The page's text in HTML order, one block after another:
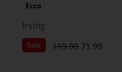
Ecco
Irving
Sale 119.99 71.99